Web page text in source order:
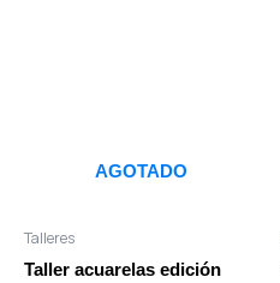
AGOTADO
Talleres
Taller acuarelas edición